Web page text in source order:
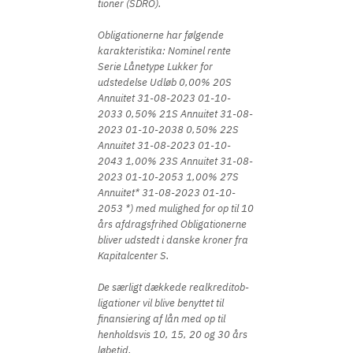
tioner (SDRO).
Obligationerne har følgende
karakteristika: ​Nominel rente ​
Serie ​Lånetype ​Lukker for
udstedelse ​Udløb ​0,00% ​20S ​
Annuitet 31-08-2023​ ​01-10-
2033 ​0,50% ​21S ​Annuitet ​31-08-
2023 ​01-10-2038 ​0,50% ​22S ​
Annuitet ​31-08-2023 ​01-10-
2043 ​1,00% ​23S ​Annuitet ​31-08-
2023 ​01-10-2053 ​1,00% ​27S ​
Annuitet* ​31-08-2023 ​01-10-
2053 *) med mulighed for op til 10
års afdragsfrihed Obligationerne
bliver udstedt i danske kroner fra
Kapitalcenter S.
De særligt dækkede realkreditob-
ligationer vil blive benyttet til
finansiering af lån med op til
henholdsvis 10, 15, 20 og 30 års
løbetid.